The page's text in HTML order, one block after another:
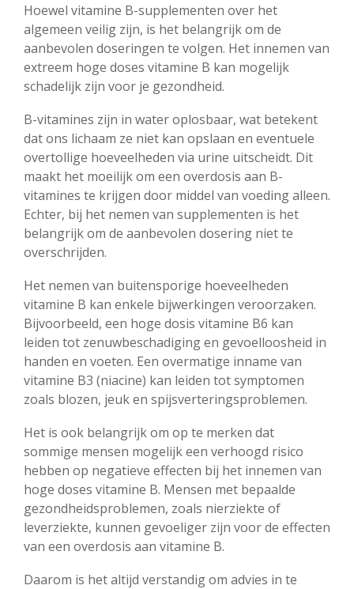
Hoewel vitamine B-supplementen over het
algemeen veilig zijn, is het belangrijk om de
aanbevolen doseringen te volgen. Het innemen van
extreem hoge doses vitamine B kan mogelijk
schadelijk zijn voor je gezondheid.
B-vitamines zijn in water oplosbaar, wat betekent
dat ons lichaam ze niet kan opslaan en eventuele
overtollige hoeveelheden via urine uitscheidt. Dit
maakt het moeilijk om een overdosis aan B-
vitamines te krijgen door middel van voeding alleen.
Echter, bij het nemen van supplementen is het
belangrijk om de aanbevolen dosering niet te
overschrijden.
Het nemen van buitensporige hoeveelheden
vitamine B kan enkele bijwerkingen veroorzaken.
Bijvoorbeeld, een hoge dosis vitamine B6 kan
leiden tot zenuwbeschadiging en gevoelloosheid in
handen en voeten. Een overmatige inname van
vitamine B3 (niacine) kan leiden tot symptomen
zoals blozen, jeuk en spijsverteringsproblemen.
Het is ook belangrijk om op te merken dat
sommige mensen mogelijk een verhoogd risico
hebben op negatieve effecten bij het innemen van
hoge doses vitamine B. Mensen met bepaalde
gezondheidsproblemen, zoals nierziekte of
leverziekte, kunnen gevoeliger zijn voor de effecten
van een overdosis aan vitamine B.
Daarom is het altijd verstandig om advies in te